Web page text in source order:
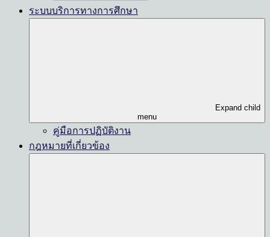
ระบบบริการทางการศึกษา
Expand child
menu
คู่มือการปฏิบัติงาน
กฎหมายที่เกี่ยวข้อง